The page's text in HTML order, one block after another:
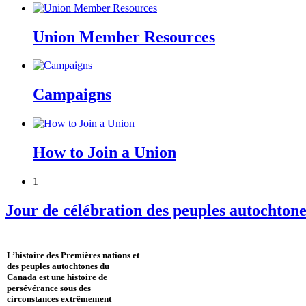
Union Member Resources
Campaigns
How to Join a Union
1
Jour de célébration des peuples
L’histoire des Premières nations et
des peuples autochtones du
Canada est une histoire de
persévérance sous des
circonstances extrêmement